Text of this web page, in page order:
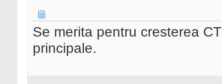
Se merita pentru cresterea
principale.